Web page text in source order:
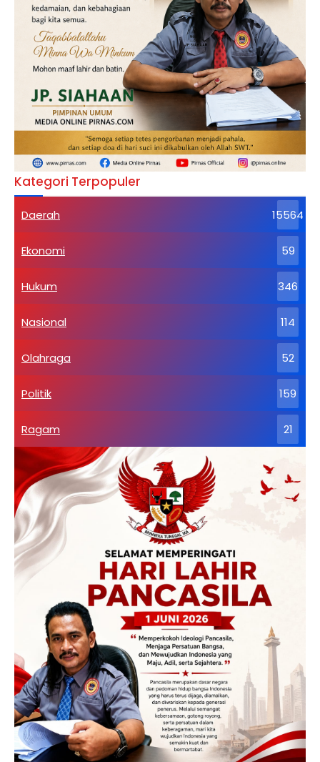
Kategori Terpopuler
Daerah 15564
Ekonomi 59
Hukum 346
Nasional 114
Olahraga 52
Politik 159
Ragam 21